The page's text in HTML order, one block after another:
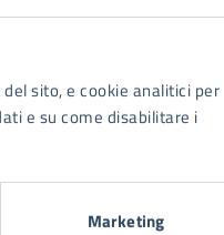
sito, e cookie analitici per
e su come disabilitare i
Marketing